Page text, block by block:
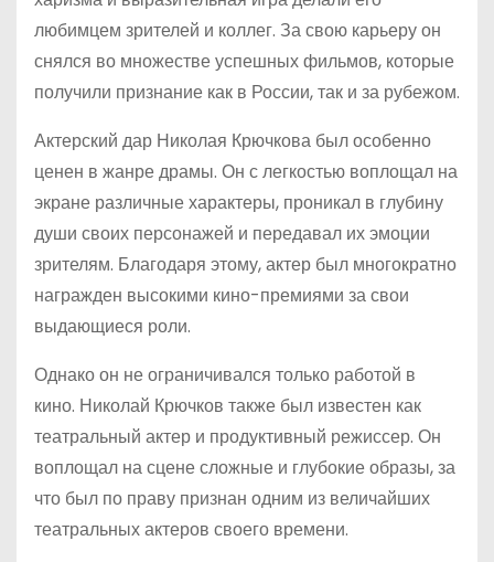
любимцем зрителей и коллег. За свою карьеру он
снялся во множестве успешных фильмов, которые
получили признание как в России, так и за рубежом.
Актерский дар Николая Крючкова был особенно
ценен в жанре драмы. Он с легкостью воплощал на
экране различные характеры, проникал в глубину
души своих персонажей и передавал их эмоции
зрителям. Благодаря этому, актер был многократно
награжден высокими кино-премиями за свои
выдающиеся роли.
Однако он не ограничивался только работой в
кино. Николай Крючков также был известен как
театральный актер и продуктивный режиссер. Он
воплощал на сцене сложные и глубокие образы, за
что был по праву признан одним из величайших
театральных актеров своего времени.